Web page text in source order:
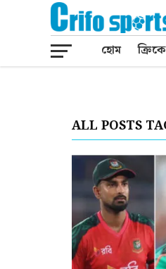
হোম
ALL POSTS